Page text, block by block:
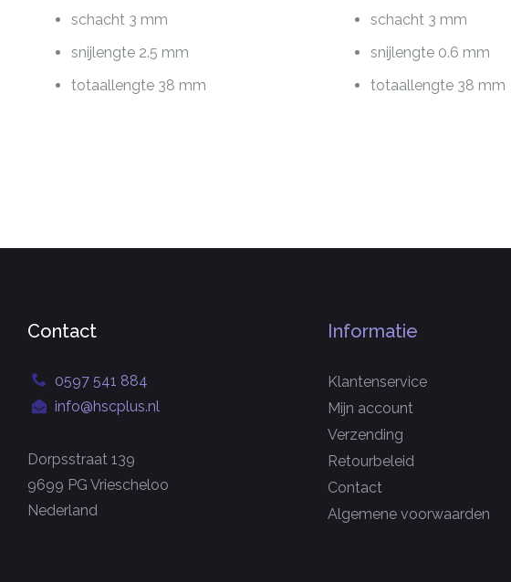
schacht 3 mm
snijlengte 2.5 mm
totaallengte 38 mm
schacht 3 mm
snijlengte 0.6 mm
totaallengte 38 mm
Contact
0597 541 884
info@hscplus.nl
Dorpsstraat 139
9699 PG Vriescheloo
Nederland
Informatie
Klantenservice
Mijn account
Verzending
Retourbeleid
Contact
Algemene voorwaarden